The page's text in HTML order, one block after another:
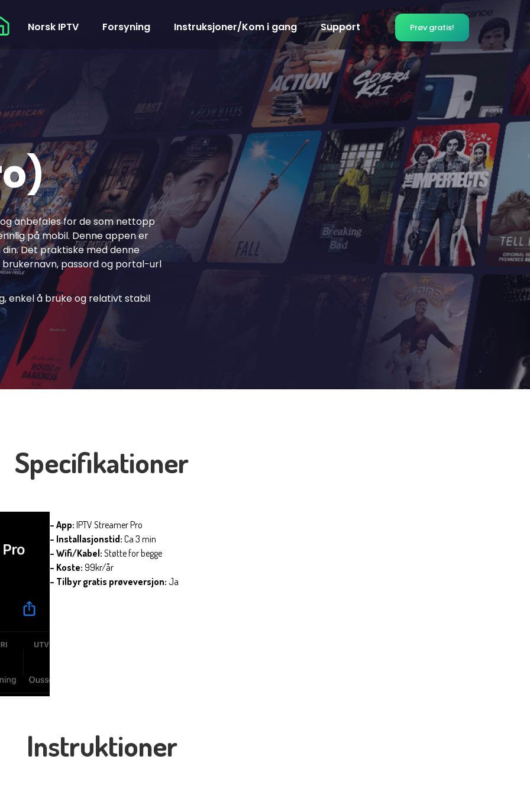
Norsk IPTV Forsyning Instruksjoner/Kom i gang Support Prøv gratis!
anbefales for de som nettopp
på mobil. Denne appen er
Det praktiske med denne
passord og portal-url
enkel å bruke og relativt stabil
Specifikationer
– App: IPTV Streamer Pro
– Installasjonstid: Ca 3 min
– Wifi/Kabel: Støtte for begge
– Koste: 99kr/år
– Tilbyr gratis prøveversjon: Ja
Instruktioner